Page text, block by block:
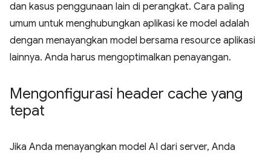
dan kasus penggunaan lain di perangkat. Cara paling
umum untuk menghubungkan aplikasi ke model adalah
dengan menayangkan model bersama resource aplikasi
lainnya. Anda harus mengoptimalkan penayangan.
Mengonfigurasi header cache yang
tepat
Jika Anda menayangkan model AI dari server, Anda